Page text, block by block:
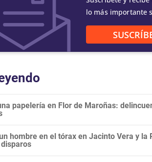
lo más importante
papelería en Flor de Maroñas:
hombre en el tórax en Jacinto Vera y